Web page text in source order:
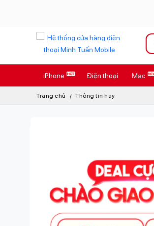
iPhone Điện thoại Mac
Trang chủ Thông tin hay